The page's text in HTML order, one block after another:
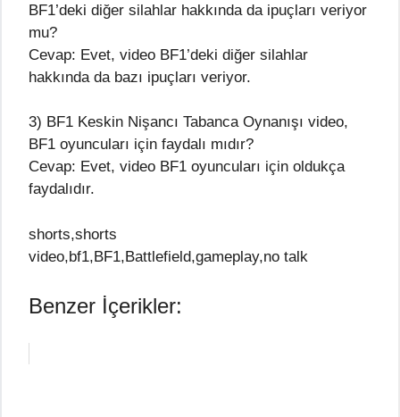
BF1’deki diğer silahlar hakkında da ipuçları veriyor
mu?
Cevap: Evet, video BF1’deki diğer silahlar
hakkında da bazı ipuçları veriyor.
3) BF1 Keskin Nişancı Tabanca Oynanışı video,
BF1 oyuncuları için faydalı mıdır?
Cevap: Evet, video BF1 oyuncuları için oldukça
faydalıdır.
shorts,shorts
video,bf1,BF1,Battlefield,gameplay,no talk
Benzer İçerikler: